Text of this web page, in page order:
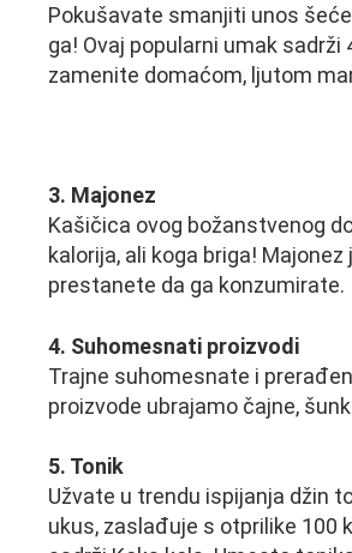
Pokušavate smanjiti unos
ga! Ovaj popularni umak
zamenite domaćom, ljutom
3. Majonez
Kašičica ovog božanstvenog
kalorija, ali koga briga!
prestanete da ga konzumirate.
4. Suhomesnati proizvodi
Trajne suhomesnate i
proizvode ubrajamo čajne,
5. Tonik
Užvate u trendu ispijanja džin
ukus, zaslađuje s otprilike 100